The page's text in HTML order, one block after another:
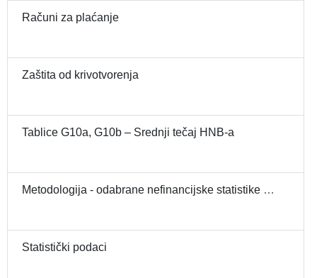
Računi za plaćanje
Zaštita od krivotvorenja
Tablice G10a, G10b – Srednji tečaj HNB-a
Metodologija - odabrane nefinancijske statistike - indeksi cijena
Statistički podaci